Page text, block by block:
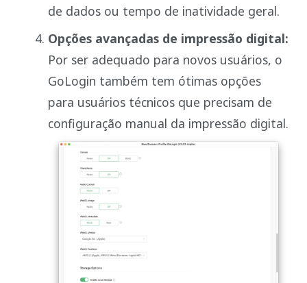
de dados ou tempo de inatividade geral.
Opções avançadas de impressão digital:
Por ser adequado para novos usuários, o
GoLogin também tem ótimas opções
para usuários técnicos que precisam de
configuração manual da impressão digital.